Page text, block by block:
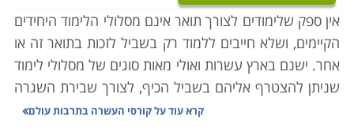
אין ספק שלימודים לצורך תואר אינם מסלולי הלימוד היחידים
הקיימים, ושלא חייבים ללמוד רק בשביל לזכות בתואר זה או
אחר. ישנם בארץ עשרות ואולי מאות סוגים של מסלולי לימוד
שניתן להצטרף אליהם בשביל הכיף, לצורך שבירת השגרה
ובשם הרחבת האופקים. כך גם קיימים קורסי העשרה
קרא עוד עלקורסי העשרה בתרבות עולם